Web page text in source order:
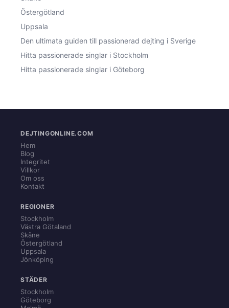
Östergötland
Uppsala
Den ultimata guiden till passionerad dejting i Sverige
Hitta passionerade singlar i Stockholm
Hitta passionerade singlar i Göteborg
DEJTINGONLINE.COM
Hem
Blog
Integritet
Villkor
Om oss
Kontakt
REGIONER
Stockholm
Västra Götaland
Skåne
Östergötland
Uppsala
Jönköping
STÄDER
Stockholm
Göteborg